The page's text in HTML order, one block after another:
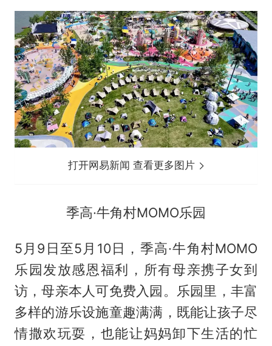
打开网易新闻 查看更多图片
季高·牛角村MOMO乐园
5月9日至5月10日，季高·牛角村MOMO
乐园发放感恩福利，所有母亲携子女到
访，母亲本人可免费入园。乐园里，丰富
多样的游乐设施童趣满满，既能让孩子尽
情撒欢玩耍，也能让妈妈卸下生活的忙